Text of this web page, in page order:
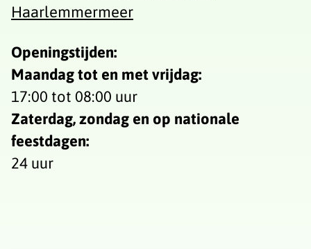
Haarlemmermeer
Openingstijden:
Maandag tot en met vrijdag:
17:00 tot 08:00 uur
Zaterdag, zondag en op nationale
feestdagen:
24 uur